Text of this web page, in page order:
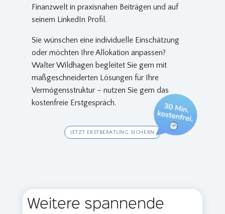
Finanzwelt in praxisnahen Beiträgen und auf
seinem LinkedIn Profil.
Sie wünschen eine individuelle Einschätzung
oder möchten Ihre Allokation anpassen?
Walter Wildhagen begleitet Sie gern mit
maßgeschneiderten Lösungen für Ihre
Vermögensstruktur – nutzen Sie gern das
kostenfreie Erstgespräch.
JETZT ERSTBERATUNG SICHERN
Weitere spannende